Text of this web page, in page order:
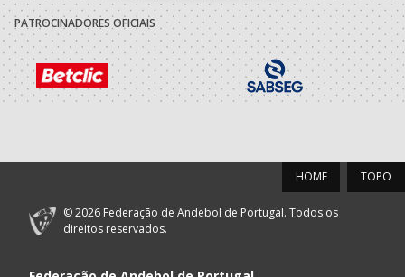
PATROCINADORES OFICIAIS
TOPO
HOME
© 2026 Federação de Andebol de Portugal. Todos os
direitos reservados.